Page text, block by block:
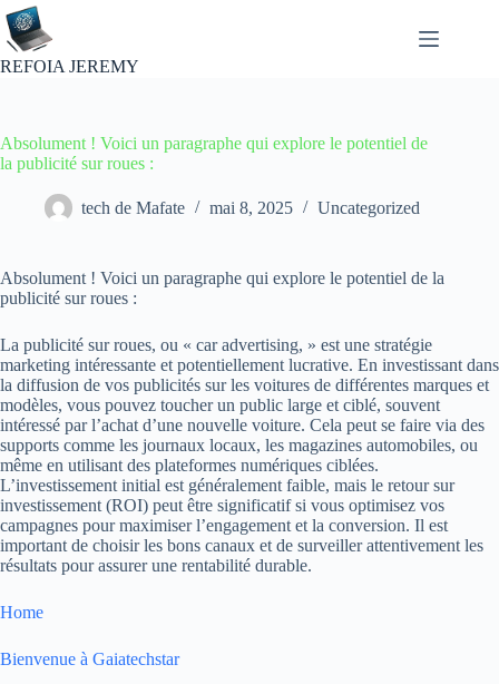
Passer
au
contenu
REFOIA JEREMY
Absolument ! Voici un paragraphe qui explore le potentiel de
la publicité sur roues :
tech de Mafate mai 8, 2025 Uncategorized
Absolument ! Voici un paragraphe qui explore le potentiel de la
publicité sur roues :
La publicité sur roues, ou « car advertising, » est une stratégie
marketing intéressante et potentiellement lucrative. En investissant dans
la diffusion de vos publicités sur les voitures de différentes marques et
modèles, vous pouvez toucher un public large et ciblé, souvent
intéressé par l’achat d’une nouvelle voiture. Cela peut se faire via des
supports comme les journaux locaux, les magazines automobiles, ou
même en utilisant des plateformes numériques ciblées.
L’investissement initial est généralement faible, mais le retour sur
investissement (ROI) peut être significatif si vous optimisez vos
campagnes pour maximiser l’engagement et la conversion. Il est
important de choisir les bons canaux et de surveiller attentivement les
résultats pour assurer une rentabilité durable.
Home
Bienvenue à Gaiatechstar